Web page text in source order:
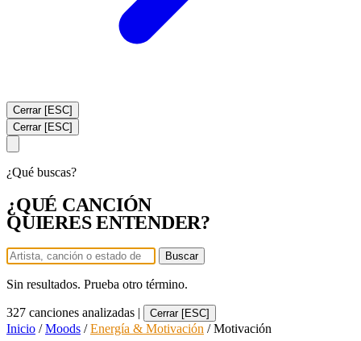
Cerrar [ESC]
Cerrar [ESC]
¿Qué buscas?
¿QUÉ CANCIÓN
QUIERES ENTENDER?
Buscar
Sin resultados. Prueba otro término.
327 canciones analizadas | Cerrar [ESC]
Inicio / Moods / Energía & Motivación / Motivación